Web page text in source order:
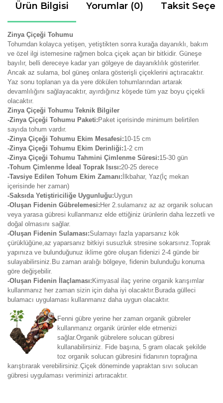
Ürün Bilgisi Yorumlar (0) Taksit
Zinya Çiçeği Tohumu
Tohumdan kolayca yetişen, yetiştikten sonra kurağa dayanıklı, bakım
ve özel ilgi istemesine rağmen bolca çiçek açan bir bitkidir. Güneşe
bayılır, belli dereceye kadar yarı gölgeye de dayanıklılık gösterirler.
Ancak az sulama, bol güneş onlara gösterişli çiçeklerini açtıracaktır.
Yaz sonu toplanan ya da yere dökülen tohumlarından artarak
devamlılığını sağlayacaktır, ayırdığınız köşede tüm yaz boyu çiçekli
olacaktır.
Zinya Çiçeği Tohumu Teknik Bilgiler
-Zinya Çiçeği Tohumu Paketi: Paket içerisinde minimum belirtilen
sayıda tohum vardır.
-Zinya Çiçeği Tohumu Ekim Mesafesi:10-15 cm
-Zinya Çiçeği Tohumu Ekim Derinliği:1-2 cm
-Zinya Çiçeği Tohumu Tahmini Çimlenme Süresi:15-30 gün
-Tohum Çimlenme İdeal Toprak Isısı:20-25 derece
-Tavsiye Edilen Tohum Ekim Zamanı: İlkbahar, Yaz(İç mekan
içerisinde her zaman)
-Saksıda Yetiştiriciliğe Uygunluğu:Uygun
-Oluşan Fidenin Gübrelemesi: Her 2.sulamanız az az organik solucan
veya yarasa gübresi kullanmanız elde ettiğiniz ürünlerin daha lezzetli ve
doğal olmasını sağlar.
-Oluşan Fidenin Sulaması:Sulamayı fazla yaparsanız kök
çürüklüğüne,az yaparsanız bitkiyi susuzluk stresine sokarsınız.Toprak
yapınıza ve bulunduğunuz iklime göre oluşan fidenizi 2-4 günde bir
sulayabilirsiniz.Bu zaman aralığı bölgeye, fidenin bulunduğu konuma
göre değişebilir.
-Oluşan Fidenin İlaçlaması: Kimyasal ilaç yerine organik karışımlar
kullanmanız her zaman sizin için daha iyi olacaktır.Burada gülleci
bulamacı uygulaması kullanmanız daha uygun olacaktır.
Fenni gübre yerine her zaman organik gübreler
kullanmanız organik ürünler elde etmenizi
sağlar.Organik gübrelere solucan gübresi
kullanabilirsiniz. Fide başına, 5 gram olacak şekilde
toz organik solucan gübresini fidanının toprağına
karıştırarak verebilirsiniz.Çiçek döneminde yapraktan sıvı solucan
gübresi uygulaması veriminizi artıracaktır.